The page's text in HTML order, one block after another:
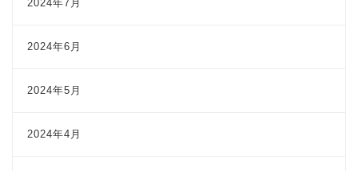
2024年7月
2024年6月
2024年5月
2024年4月